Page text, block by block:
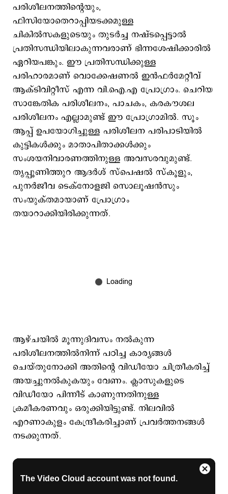
പരിശീലനത്തിന്റെയും,
ഫിസിയോതെറാപ്പിയടക്കമുള്ള
ചികില്‍സകളുടെയും തുടര്‍ച്ച നഷ്ടപ്പെട്ടാല്‍
പ്രതിസന്ധിയിലാകുന്നവരാണ് ഭിന്നശേഷിക്കാരില്‍
ഏറിയപങ്കും. ഈ പ്രതിസന്ധിക്കുള്ള
പരിഹാരമാണ് വൊക്കേഷണല്‍ ഇന്‍ഫര്‍മേറ്റീവ്
ആക്ടിവിറ്റീസ് എന്ന വി.ഐ.എ പ്രോഗ്രാം. ചെറിയ
സാങ്കേതിക പരിശീലനം, പാചകം, കരകൗശല
പരിശീലനം എല്ലാമുണ്ട് ഈ പ്രോഗ്രാമില്‍. സൂം
ആപ്പ് ഉപയോഗിച്ചുള്ള പരിശീലന പരിപാടിയില്‍
കുട്ടികള്‍ക്കും മാതാപിതാക്കള്‍ക്കും
സംശയനിവാരണത്തിനുള്ള അവസരവുമുണ്ട്.
തൃപ്പൂണിത്തുറ ആദര്‍ശ് സ്പെഷല്‍ സ്കൂളും,
പുനര്‍ജീവ ടെക്നോളജി സൊലൂഷന്‍സും
സംയുക്തമായാണ് പ്രോഗ്രാം
തയാറാക്കിയിരിക്കുന്നത്.
ആഴ്ചയില്‍ മൂന്നുദിവസം നല്‍കുന്ന
പരിശീലനത്തില്‍നിന്ന് പഠിച്ച കാര്യങ്ങള്‍
ചെയ്തുനോക്കി അതിന്റെ വിഡീയോ ചിത്രീകരിച്ച്
അയച്ചുനല്‍കുകയും വേണം. ക്ലാസുകളുടെ
വിഡീയോ പിന്നീട് കാണുന്നതിനുള്ള
ക്രമീകരണവും ഒരുക്കിയിട്ടുണ്ട്. നിലവില്‍
എറണാകുളം കേന്ദ്രീകരിച്ചാണ് പ്രവര്‍ത്തനങ്ങള്‍
നടക്കുന്നത്.